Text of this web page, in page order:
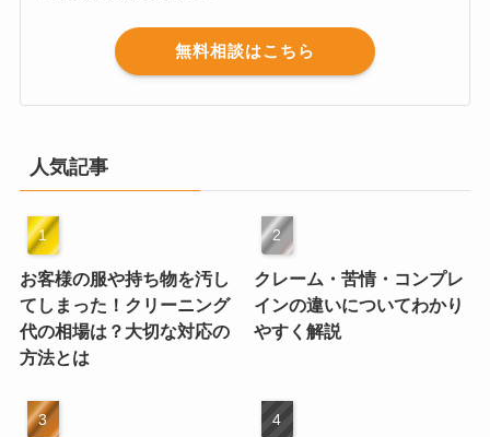
無料相談はこちら
人気記事
お客様の服や持ち物を汚し
てしまった！クリーニング
代の相場は？大切な対応の
方法とは
クレーム・苦情・コンプレ
インの違いについてわかり
やすく解説